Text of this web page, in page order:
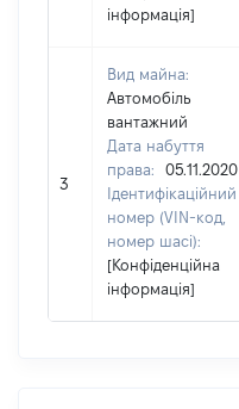
інформація]
3
Вид майна:
Автомобіль
вантажний
Дата набуття
права:
05.11.2020
Ідентифікаційний
номер (VIN-код,
номер шасі):
[Конфіденційна
інформація]